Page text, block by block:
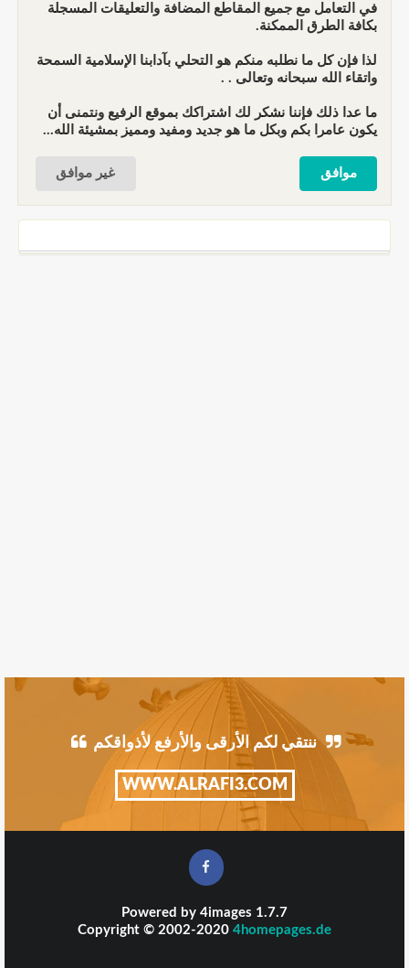
في التعامل مع جميع المقاطع المضافة والتعليقات المسجلة
بكافة الطرق الممكنة.
لذا فإن كل ما نطلبه منكم هو التحلي بآدابنا الإسلامية السمحة
واتقاء الله سبحانه وتعالى . .
ما عدا ذلك فإننا نشكر لك اشتراكك بموقع الرفيع ونتمنى أن
يكون عامرا بكم وبكل ما هو جديد ومفيد ومميز بمشيئة الله...
ننتقي لكم الأرقى والأرفع لأذواقكم
WWW.ALRAFI3.COM
Powered by 4images 1.7.7
Copyright © 2002-2020 4homepages.de